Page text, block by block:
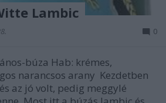
Lambic
0
búza Hab: krémes,
narancsos arany Kezdetben
az jó volt, pedig meggylé